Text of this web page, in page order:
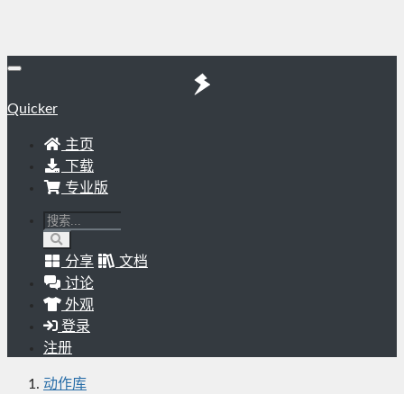
Quicker
主页
下载
专业版
分享
文档
讨论
外观
登录
注册
动作库